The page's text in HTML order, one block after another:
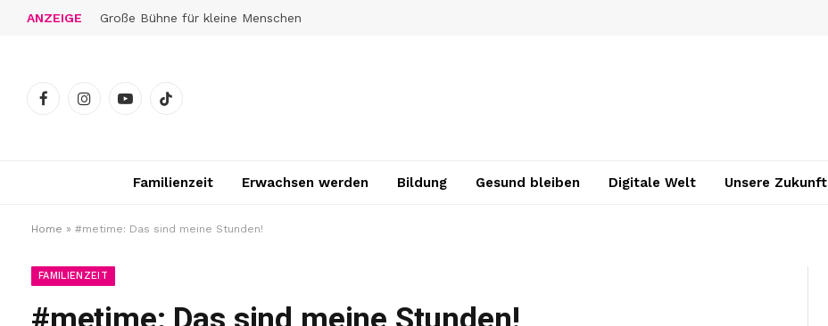
ANZEIGE Große Bühne für kleine Menschen
FacebookInstagramYouTubeTikTok
Familienzeit Erwachsen werden Bildung Gesund bleiben Digitale Welt Unsere Zukunft
Home » #metime: Das sind meine Stunden!
FAMILIENZEIT